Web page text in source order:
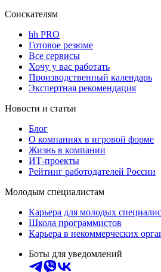
Соискателям
hh PRO
Готовое резюме
Все сервисы
Хочу у вас работать
Производственный календарь
Экспертная рекомендация
Новости и статьи
Блог
О компаниях в игровой форме
Жизнь в компании
ИТ-проекты
Рейтинг работодателей России
Молодым специалистам
Карьера для молодых
Школа программистов
Карьера в некоммерческих
Боты для уведомлений